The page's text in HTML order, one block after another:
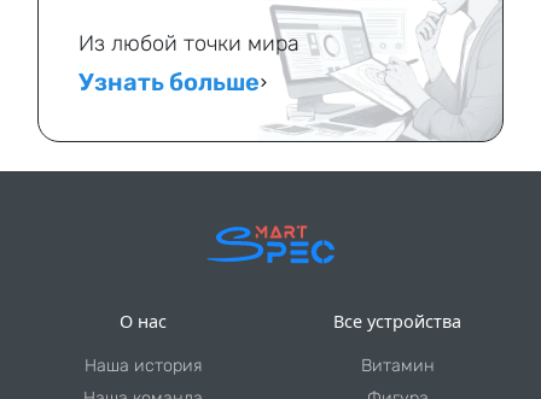
Из любой точки мира
Узнать больше
О нас
Наша история
Все устройства
Витамин